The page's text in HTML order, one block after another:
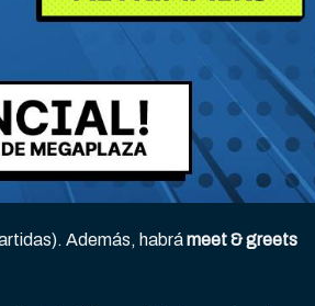
Además, habrámeet & greets